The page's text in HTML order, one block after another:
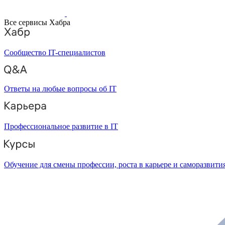
Все сервисы Хабра
Сообщество IT-специалистов
Ответы на любые вопросы об IT
Профессиональное развитие в IT
Обучение для смены профессии, роста в карьере и